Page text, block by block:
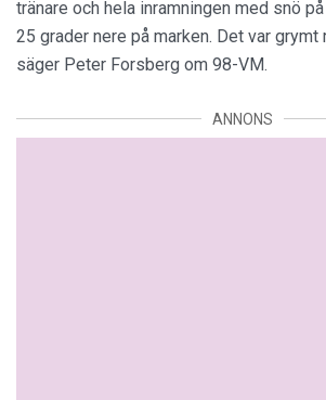
tränare och hela inramningen med snö
25 grader nere på marken. Det var grymt
säger Peter Forsberg om 98-VM.
ANNONS